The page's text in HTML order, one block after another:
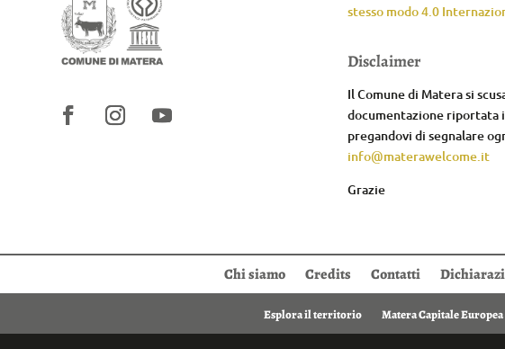
stesso modo 4.0
Disclaimer
Il Comune di Matera si
documentazione riportata
pregandovi di segnalare
info@materawelcome.it
Grazie
Chi siamo Credits Contatti
Esplora il territorio Matera Capitale